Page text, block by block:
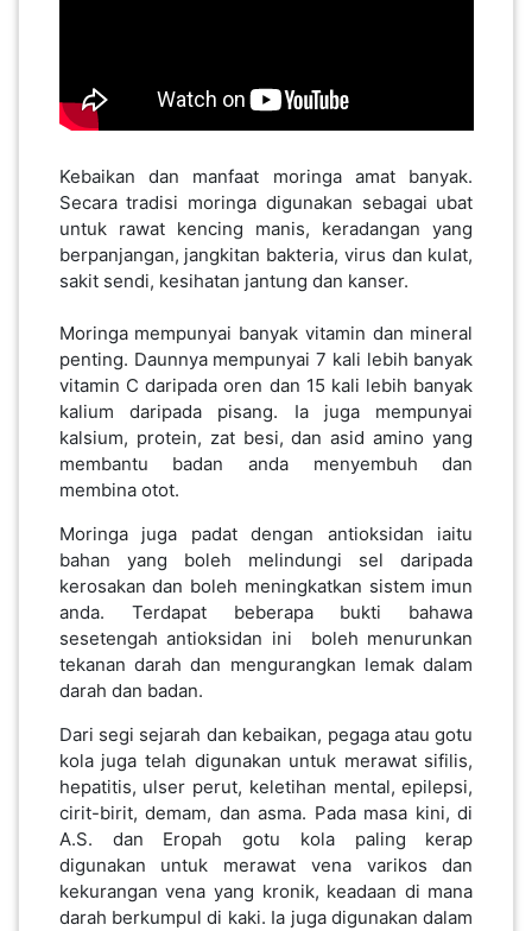
Kebaikan dan manfaat moringa amat banyak.
Secara tradisi moringa digunakan sebagai ubat
untuk rawat kencing manis, keradangan yang
berpanjangan, jangkitan bakteria, virus dan kulat,
sakit sendi, kesihatan jantung dan kanser.
Moringa mempunyai banyak vitamin dan mineral
penting. Daunnya mempunyai 7 kali lebih banyak
vitamin C daripada oren dan 15 kali lebih banyak
kalium daripada pisang. Ia juga mempunyai
kalsium, protein, zat besi, dan asid amino yang
membantu badan anda menyembuh dan
membina otot.
Moringa juga padat dengan antioksidan iaitu
bahan yang boleh melindungi sel daripada
kerosakan dan boleh meningkatkan sistem imun
anda. Terdapat beberapa bukti bahawa
sesetengah antioksidan ini boleh menurunkan
tekanan darah dan mengurangkan lemak dalam
darah dan badan.
Dari segi sejarah dan kebaikan, pegaga atau gotu
kola juga telah digunakan untuk merawat sifilis,
hepatitis, ulser perut, keletihan mental, epilepsi,
cirit-birit, demam, dan asma. Pada masa kini, di
A.S. dan Eropah gotu kola paling kerap
digunakan untuk merawat vena varikos dan
kekurangan vena yang kronik, keadaan di mana
darah berkumpul di kaki. Ia juga digunakan dalam
SARAWAK(2)
JOHOR(8)
MELAKA(53)
PENANG(2)
PERLIS(6)
KUALA
LUMPUR(16)
PUTRAJAYA(9)
MALAYSIA(82)
INDONESIA(1)